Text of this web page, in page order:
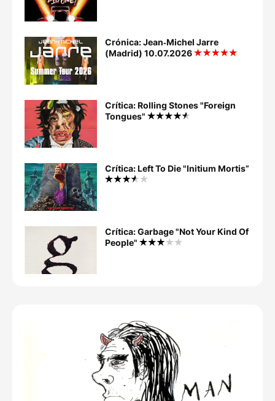
Crónica: Jean‐Michel Jarre
(Madrid) 10.07.2026
Crítica: Rolling Stones "Foreign
Tongues"
Crítica: Left To Die "Initium Mortis”
Crítica: Garbage "Not Your Kind Of
People"